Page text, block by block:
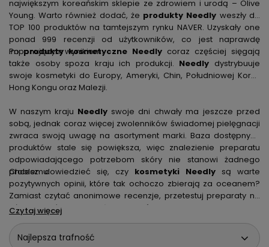
największym koreańskim sklepie ze zdrowiem i urodą – Olive
Young. Warto również dodać, że produkty Needly weszły do
TOP 100 produktów na tamtejszym rynku NAVER. Uzyskały one
ponad 999 recenzji od użytkowników, co jest naprawdę
imponującym wynikiem.
Poprodukty kosmetyczne Needly coraz częściej sięgają
także osoby spoza kraju ich produkcji. Needly dystrybuuje
swoje kosmetyki do Europy, Ameryki, Chin, Południowej Korei,
Hong Kongu oraz Malezji.
W naszym kraju Needly swoje dni chwały ma jeszcze przed
sobą, jednak coraz więcej zwolenników świadomej pielęgnacji
zwraca swoją uwagę na asortyment marki. Baza dostępnych
produktów stale się powiększa, więc znalezienie preparatu
odpowiadającego potrzebom skóry nie stanowi żadnego
problemu.
Chcesz dowiedzieć się, czy kosmetyki Needly są warte
pozytywnych opinii, które tak ochoczo zbierają za oceanem?
Zamiast czytać anonimowe recenzje, przetestuj preparaty na
własnej skórze! Najwyższej jakości kremy, sera, olejki czy
Krem.
Czytaj więcej
Najlepsza trafność